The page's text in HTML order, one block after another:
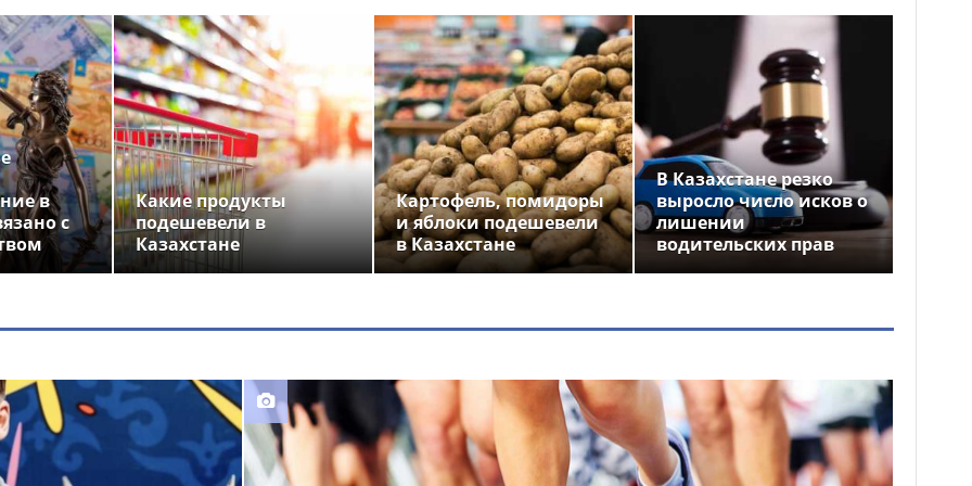
в
с
Какие продукты
подешевели в
Казахстане
Картофель, помидоры
и яблоки подешевели
в Казахстане
В Казахстане резко
выросло число исков о
лишении
водительских прав